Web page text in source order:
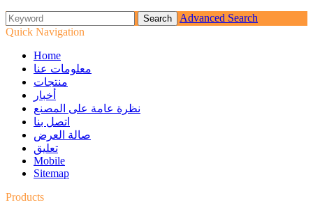
Advanced Search
Quick Navigation
Home
معلومات عنا
منتجات
أخبار
نظرة عامة على المصنع
اتصل بنا
صالة العرض
تعليق
Mobile
Sitemap
Products